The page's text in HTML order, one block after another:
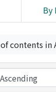
By
contents in